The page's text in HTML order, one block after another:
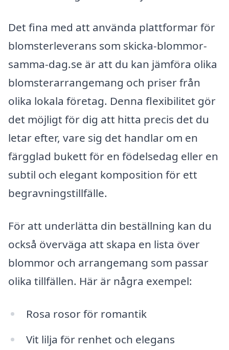
Det fina med att använda plattformar för
blomsterleverans som skicka-blommor-
samma-dag.se är att du kan jämföra olika
blomsterarrangemang och priser från
olika lokala företag. Denna flexibilitet gör
det möjligt för dig att hitta precis det du
letar efter, vare sig det handlar om en
färgglad bukett för en födelsedag eller en
subtil och elegant komposition för ett
begravningstillfälle.
För att underlätta din beställning kan du
också överväga att skapa en lista över
blommor och arrangemang som passar
olika tillfällen. Här är några exempel:
Rosa rosor för romantik
Vit lilja för renhet och elegans